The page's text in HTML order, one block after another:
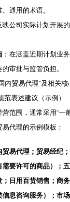
通用的术语。
映公司实际计划开展
：在涵盖近期计划业
审批与监管负担。
内贸易代理”及相关
范表述建议（示例）
范围，通常采用“一
代理的示例模板：
易代理；贸易经纪
要许可的商品）；
日用百货销售；商
息咨询服务）；市